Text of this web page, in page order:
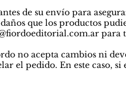
de su envío para
que los productos
para
no acepta cambios ni
el pedido. En este caso,